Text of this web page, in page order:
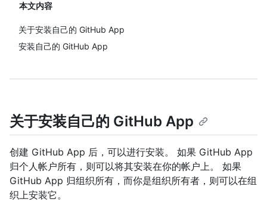
本文内容
关于安装自己的 GitHub App
安装自己的 GitHub App
关于安装自己的 GitHub App
创建 GitHub App 后，可以进行安装。 如果 GitHub App
归个人帐户所有，则可以将其安装在你的帐户上。 如果
GitHub App 归组织所有，而你是组织所有者，则可以在组
织上安装它。